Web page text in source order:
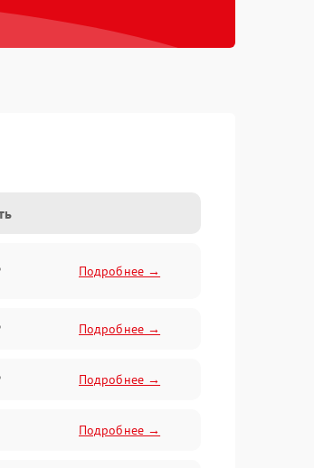
Подробнее →
Подробнее →
Подробнее →
Подробнее →